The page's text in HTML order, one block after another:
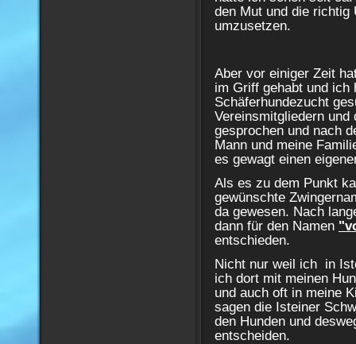
den Mut und die richtig
umzusetzen.
Aber vor einiger Zeit
im Griff gehabt und ich
Schäferhundezucht
Vereinsmitgliedern
gesprochen und nach
Mann und meine
es gewagt einen
Als es zu dem Punkt
gewünschte
da gewesen. Nach
dann für den Namen
entschieden.
Nicht nur weil ich in
ich dort mit meinen
und auch oft in meine
sagen die Isteiner
den Hunden und
entscheiden.